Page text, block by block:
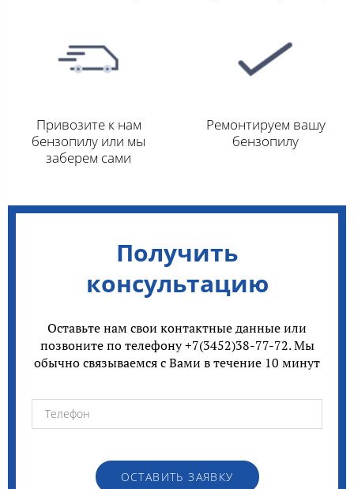
Привозите к нам
бензопилу или мы
заберем сами
Ремонтируем вашу
бензопилу
Получить
консультацию
Оставьте нам свои контактные данные или
позвоните по телефону +7(3452)38-77-72. Мы
обычно связываемся с Вами в течение 10 минут
ОСТАВИТЬ ЗАЯВКУ